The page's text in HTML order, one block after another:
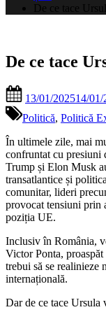
De ce tace
De ce tace
on
13/01/202514/01/
Politică, Politică
În ultimele zile, mai
confruntat cu presiuni
Trump și Elon Musk
transatlantice și
comunitar, lideri
provocat tensiuni
poziția UE.
Inclusiv în România,
Victor Ponta,
trebui să se realinieze
internațională.
Dar de ce tace Ursula